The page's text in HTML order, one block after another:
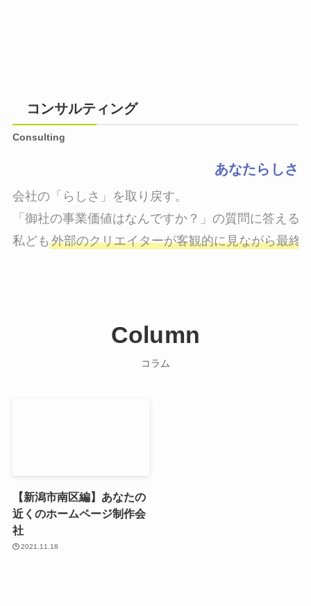
コンサルティング
Consulting
あなたらしさ
会社の「らしさ」を取り戻す。
「御社の事業価値はなんですか？」の質問に答える
私ども 外部のクリエイターが客観的に見ながら最終
Column
コラム
【新潟市南区編】あなたの
近くのホームページ制作会
社
2021.11.18